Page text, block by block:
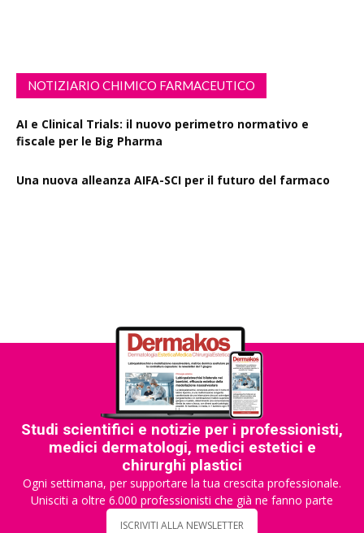
NOTIZIARIO CHIMICO FARMACEUTICO
AI e Clinical Trials: il nuovo perimetro normativo e
fiscale per le Big Pharma
Una nuova alleanza AIFA-SCI per il futuro del farmaco
Studi scientifici e notizie per i professionisti,
medici dermatologi, medici estetici e
chirurghi plastici
Ogni settimana, per supportare la tua crescita professionale.
Unisciti a oltre 6.000 professionisti che già ne fanno parte
ISCRIVITI ALLA NEWSLETTER